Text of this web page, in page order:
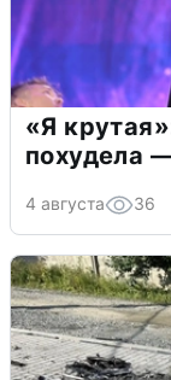
«Я
похудела
4 августа 36